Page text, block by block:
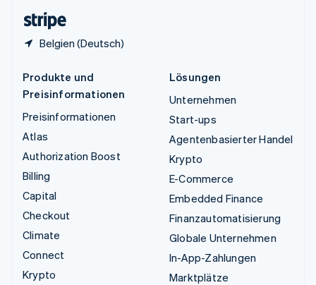
Belgien (Deutsch)
Produkte und
Preisinformationen
Preisinformationen
Atlas
Authorization Boost
Billing
Capital
Checkout
Climate
Connect
Krypto
Lösungen
Unternehmen
Start-ups
Agentenbasierter Handel
Krypto
E-Commerce
Embedded Finance
Finanzautomatisierung
Globale Unternehmen
In-App-Zahlungen
Marktplätze